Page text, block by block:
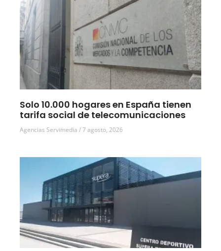
Solo 10.000 hogares en España tienen
tarifa social de telecomunicaciones
Agencias Servimedia 7 agosto, 2026